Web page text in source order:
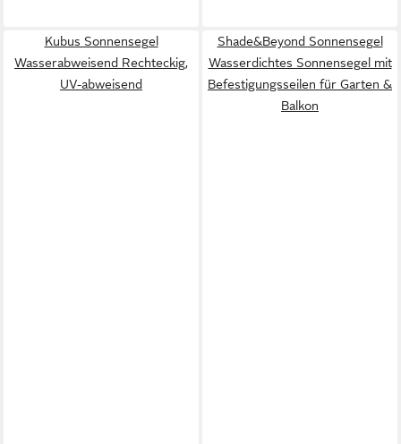
Kubus Sonnensegel
Wasserabweisend Rechteckig,
UV-abweisend
Shade&Beyond Sonnensegel
Wasserdichtes Sonnensegel mit
Befestigungsseilen für Garten &
Balkon